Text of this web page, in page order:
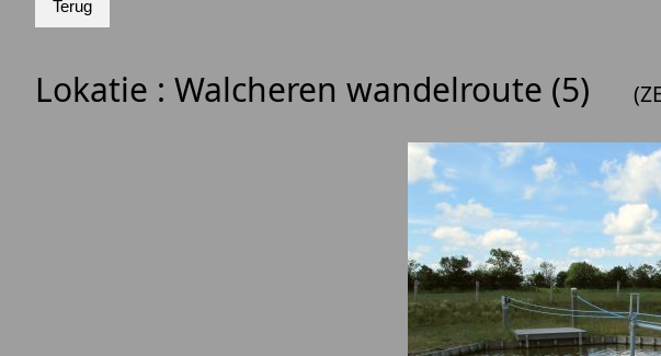
Lokatie : Walcheren wandelroute (5)